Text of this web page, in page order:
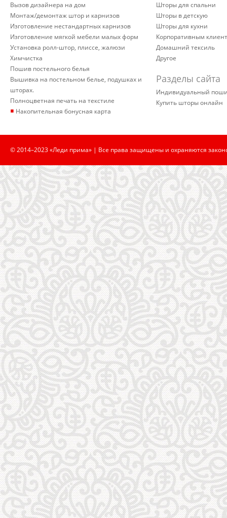
Вызов дизайнера на дом
Монтаж/демонтаж штор и карнизов
Изготовление нестандартных карнизов
Изготовление мягкой мебели малых форм
Установка ролл-штор, плиссе, жалюзи
Химчистка
Пошив постельного белья
Вышивка на постельном белье, подушках и
шторах.
Полноцветная печать на текстиле
▪ Накопительная бонусная карта
Шторы для спальни
Шторы в детскую
Шторы для кухни
Корпоративным
Домашний тексиль
Другое
Разделы сайта
Индивидуальный
Купить шторы онлайн
© 2014–2023 «Леди прима» | Все права защищены и охраняются